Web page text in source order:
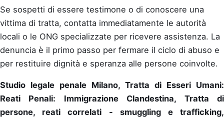
Se sospetti di essere testimone o di conoscere una
vittima di tratta, contatta immediatamente le autorità
locali o le ONG specializzate per ricevere assistenza. La
denuncia è il primo passo per fermare il ciclo di abuso e
per restituire dignità e speranza alle persone coinvolte.
Studio legale penale Milano, Tratta di Esseri Umani:
Reati Penali: Immigrazione Clandestina, Tratta di
persone, reati correlati - smuggling e trafficking,